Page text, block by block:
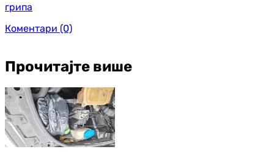
грипа
Коментари (0)
Прочитајте више